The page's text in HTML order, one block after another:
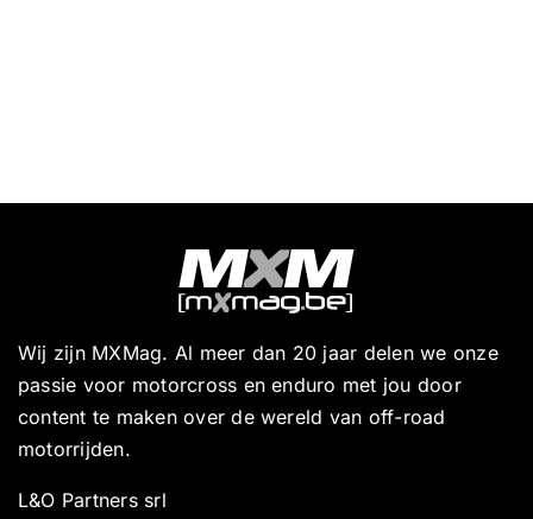
Wij zijn MXMag. Al meer dan 20 jaar delen we onze
passie voor motorcross en enduro met jou door
content te maken over de wereld van off-road
motorrijden.
L&O Partners srl